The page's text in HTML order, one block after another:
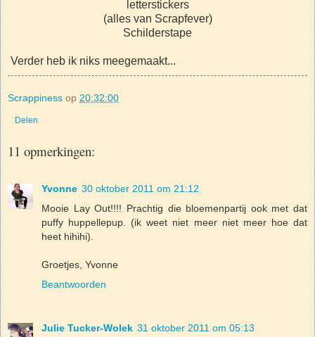
letterstickers
(alles van Scrapfever)
Schilderstape
Verder heb ik niks meegemaakt...
Scrappiness op 20:32:00
Delen
11 opmerkingen:
Yvonne 30 oktober 2011 om 21:12
Mooie Lay Out!!!! Prachtig die bloemenpartij ook met dat
puffy huppellepup. (ik weet niet meer niet meer hoe dat
heet hihihi).
Groetjes, Yvonne
Beantwoorden
Julie Tucker-Wolek 31 oktober 2011 om 05:13